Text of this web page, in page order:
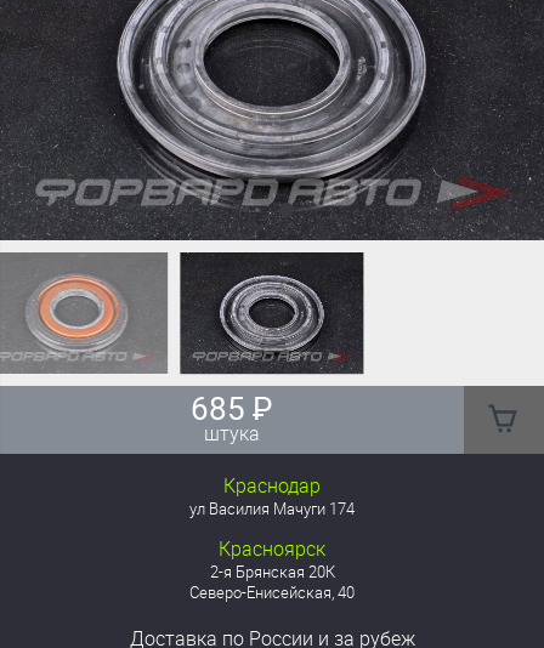
685₽
штука
Краснодар
ул Василия Мачуги 174
Красноярск
2-я Брянская 20К
Северо-Енисейская, 40
Доставка по России и за рубеж